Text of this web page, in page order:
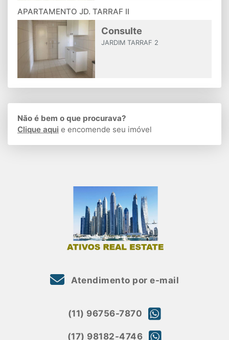
APARTAMENTO JD. TARRAF II
Consulte
JARDIM TARRAF 2
Não é bem o que procurava?
Clique aqui e encomende seu imóvel
Atendimento por e-mail
(11) 96756-7870
(17) 98182-4746